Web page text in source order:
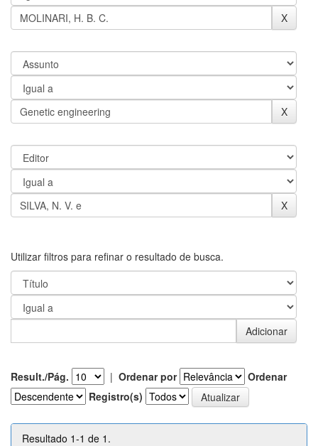
Utilizar filtros para refinar o resultado de busca.
Result./Pág. | Ordenar por
Ordenar
Registro(s)
Resultado 1-1 de 1.